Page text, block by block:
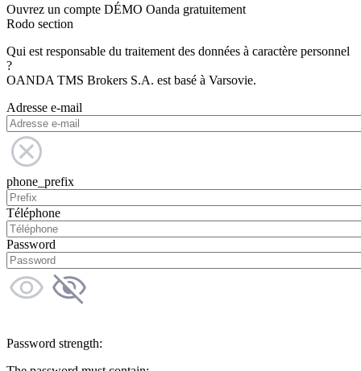
Ouvrez un compte DÉMO Oanda gratuitement
Rodo section
Qui est responsable du traitement des données à caractère personnel
?
OANDA TMS Brokers S.A. est basé à Varsovie.
Adresse e-mail
phone_prefix
Téléphone
Password
Password strength: